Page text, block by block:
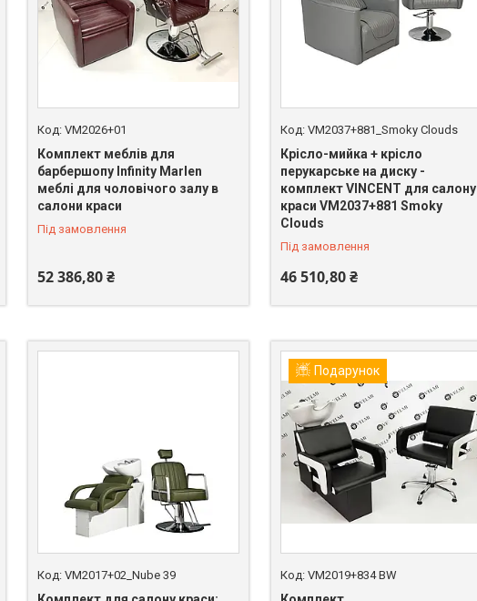
VM2026+01
Комплект меблів для
барбершопу Infinity Marlen
меблі для чоловічого залу в
салони краси
Під замовлення
52 386,80 ₴
VM2037+881_Smoky Clouds
Крісло-мийка + крісло
перукарське на диску -
комплект VINCENT для салону
краси VM2037+881 Smoky
Clouds
Під замовлення
46 510,80 ₴
VM2017+02_Nube 39
Подарунок
VM2019+834 BW